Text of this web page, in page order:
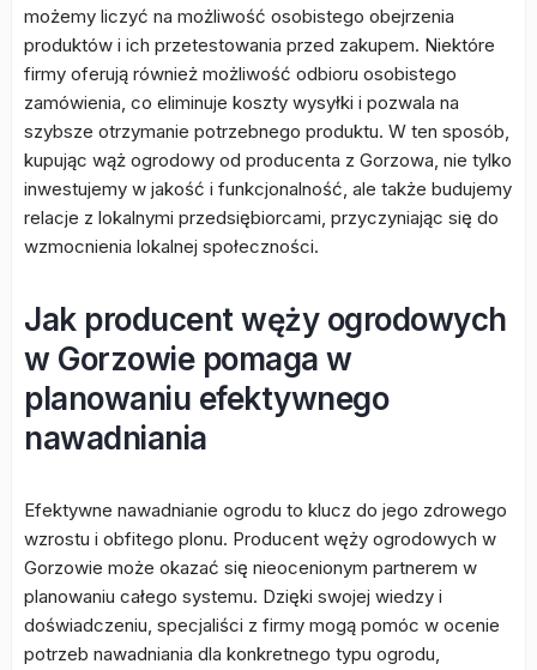
możemy liczyć na możliwość osobistego obejrzenia
produktów i ich przetestowania przed zakupem. Niektóre
firmy oferują również możliwość odbioru osobistego
zamówienia, co eliminuje koszty wysyłki i pozwala na
szybsze otrzymanie potrzebnego produktu. W ten sposób,
kupując wąż ogrodowy od producenta z Gorzowa, nie tylko
inwestujemy w jakość i funkcjonalność, ale także budujemy
relacje z lokalnymi przedsiębiorcami, przyczyniając się do
wzmocnienia lokalnej społeczności.
Jak producent węży ogrodowych
w Gorzowie pomaga w
planowaniu efektywnego
nawadniania
Efektywne nawadnianie ogrodu to klucz do jego zdrowego
wzrostu i obfitego plonu. Producent węży ogrodowych w
Gorzowie może okazać się nieocenionym partnerem w
planowaniu całego systemu. Dzięki swojej wiedzy i
doświadczeniu, specjaliści z firmy mogą pomóc w ocenie
potrzeb nawadniania dla konkretnego typu ogrodu,